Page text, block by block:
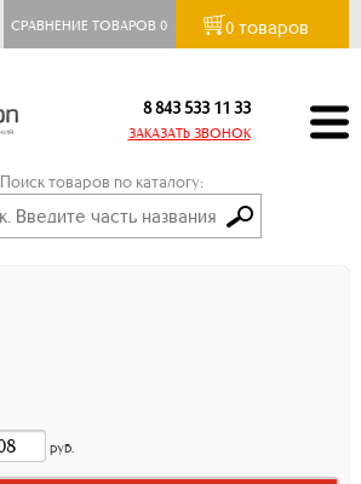
СРАВНЕНИЕ ТОВАРОВ0 0 товаров
8 843 533 11 33
ЗАКАЗАТЬ ЗВОНОК
Поиск товаров по каталогу:
руб.